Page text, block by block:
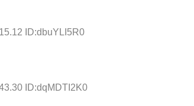
ID:dbuYLI5R0
ID:dqMDTI2K0